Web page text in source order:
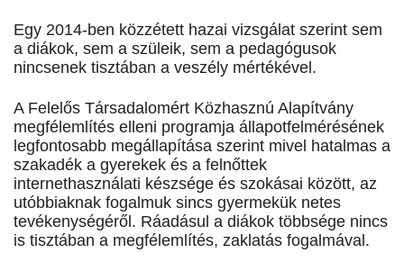
Egy 2014-ben közzétett hazai vizsgálat szerint sem
a diákok, sem a szüleik, sem a pedagógusok
nincsenek tisztában a veszély mértékével.
A Felelős Társadalomért Közhasznú Alapítvány
megfélemlítés elleni programja állapotfelmérésének
legfontosabb megállapítása szerint mivel hatalmas a
szakadék a gyerekek és a felnőttek
internethasználati készsége és szokásai között, az
utóbbiaknak fogalmuk sincs gyermekük netes
tevékenységéről. Ráadásul a diákok többsége nincs
is tisztában a megfélemlítés, zaklatás fogalmával.